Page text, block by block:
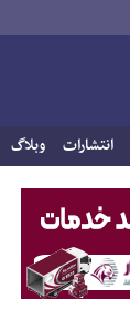
انتشارات وبلاگ